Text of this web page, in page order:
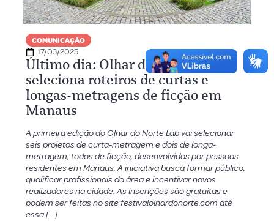
COMUNICAÇÃO
17/03/2025
Último dia: Olhar do Norte Lab
seleciona roteiros de curtas e
longas-metragens de ficção em
Manaus
A primeira edição do Olhar do Norte Lab vai selecionar
seis projetos de curta-metragem e dois de longa-
metragem, todos de ficção, desenvolvidos por pessoas
residentes em Manaus. A iniciativa busca formar público,
qualificar profissionais da área e incentivar novos
realizadores na cidade. As inscrições são gratuitas e
podem ser feitas no site festivalolhardonorte.com até
essa […]